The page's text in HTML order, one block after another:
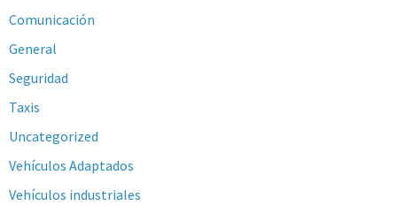
Comunicación
General
Seguridad
Taxis
Uncategorized
Vehículos Adaptados
Vehículos industriales